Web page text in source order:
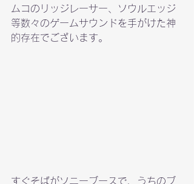
ムコのリッジレーサー、ソウルエッジ
等数々のゲームサウンドを手がけた神
的存在でございます。
すぐそばがソニーブースで、うちのブ